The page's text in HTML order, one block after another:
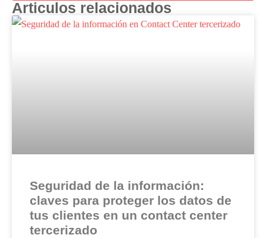
Articulos relacionados
Seguridad de la información:
claves para proteger los datos de
tus clientes en un contact center
tercerizado